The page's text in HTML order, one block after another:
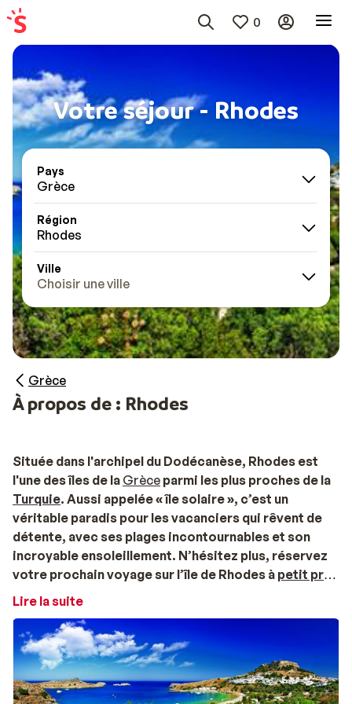
0
Votre séjour - Rhodes
Pays
Grèce
Région
Rhodes
Ville
Choisir une ville
Grèce
À propos de : Rhodes
Située dans l'archipel du Dodécanèse, Rhodes est
l'une des îles de la Grèce parmi les plus proches de la
Turquie. Aussi appelée « île solaire », c’est un
véritable paradis pour les vacanciers qui rêvent de
détente, avec ses plages incontournables et son
incroyable ensoleillement. N’hésitez plus, réservez
votre prochain voyage sur l’île de Rhodes à petit prix,
avec Sunweb !
Vous rêvez d’un séjour en Grèce, sur l’île de Rhodes
dans un hébergement tout confort ? Notre sélection
de complexe hôteliers répondront parfaitement à vos
Lire la suite